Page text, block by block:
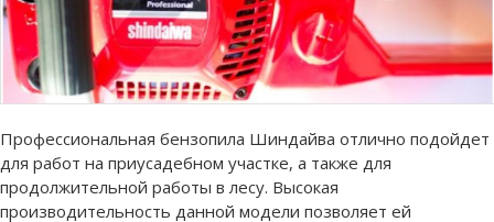
Профессиональная бензопила Шиндайва отлично подойдет
для работ на приусадебном участке, а также для
продолжительной работы в лесу. Высокая
производительность данной модели позволяет ей